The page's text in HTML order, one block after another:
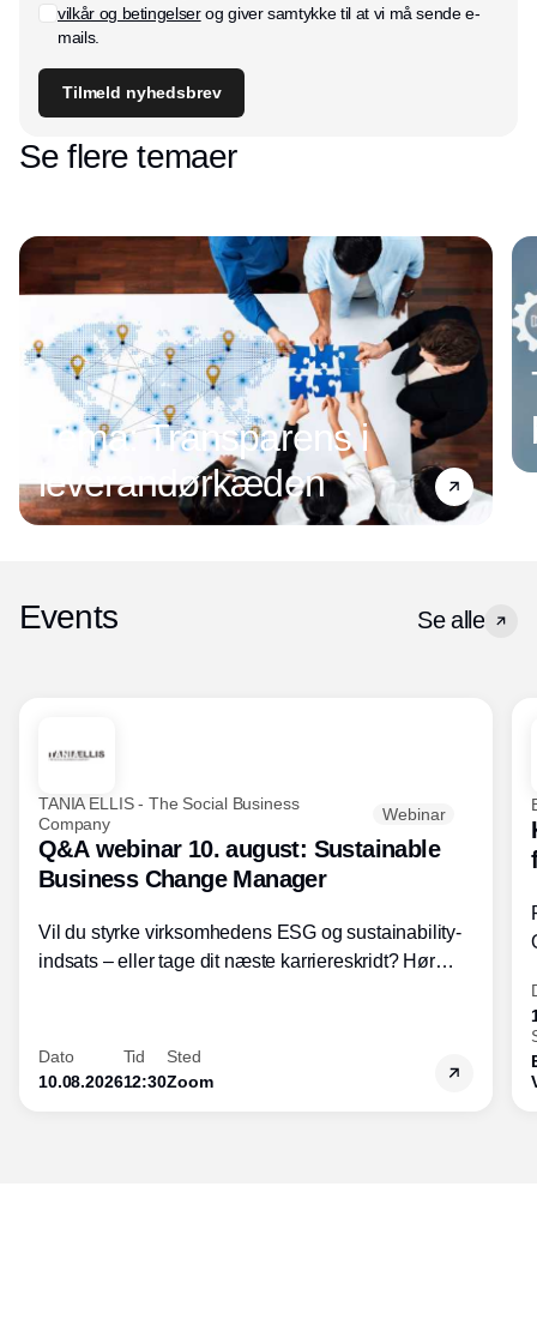
vilkår og betingelserog giver samtykke til at vi må sende e-
mails.
Tilmeld nyhedsbrev
Se flere temaer
Tema: Transparens i
leverandørkæden
Events Se alle
TANIA ELLIS - The Social Business
Company
Webinar
Q&A webinar 10. august: Sustainable
Business Change Manager
Vil du styrke virksomhedens ESG og sustainability-
indsats – eller tage dit næste karriereskridt? Hør
inden for bæredygtig forretningsudvikling - så du
skaber værdi for både samfund og bundlinje.
Dato
10.08.2026
Tid
12:30
Sted
Zoom